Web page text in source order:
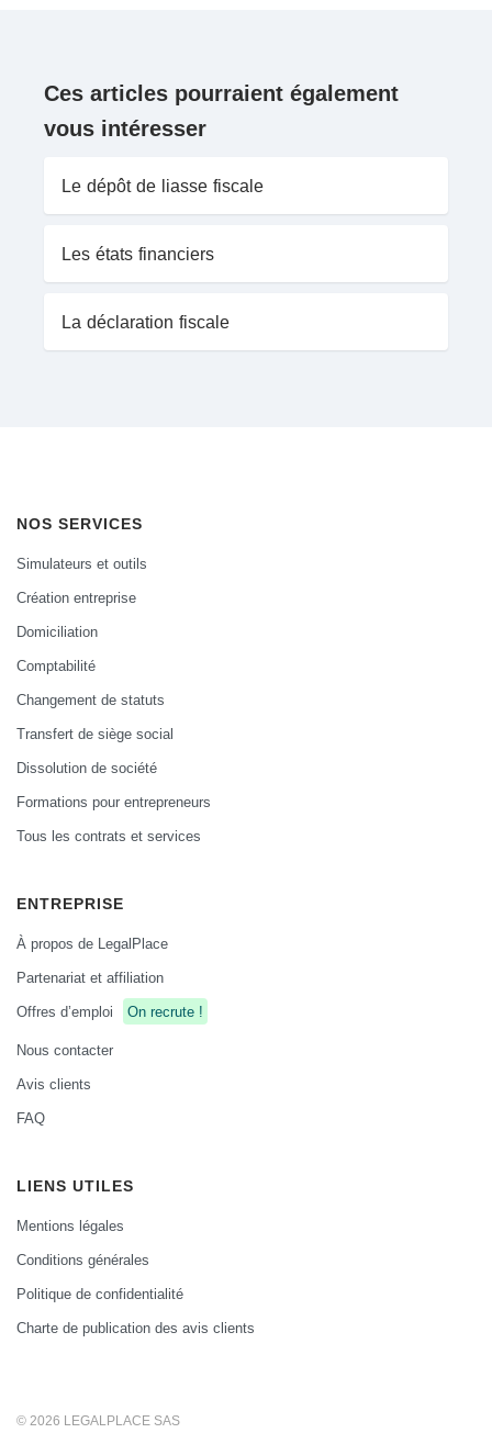
Ces articles pourraient également
vous intéresser
Le dépôt de liasse fiscale
Les états financiers
La déclaration fiscale
NOS SERVICES
Simulateurs et outils
Création entreprise
Domiciliation
Comptabilité
Changement de statuts
Transfert de siège social
Dissolution de société
Formations pour entrepreneurs
Tous les contrats et services
ENTREPRISE
À propos de LegalPlace
Partenariat et affiliation
Offres d’emploi
On recrute !
Nous contacter
Avis clients
FAQ
LIENS UTILES
Mentions légales
Conditions générales
Politique de confidentialité
Charte de publication des avis clients
© 2026 LEGALPLACE SAS